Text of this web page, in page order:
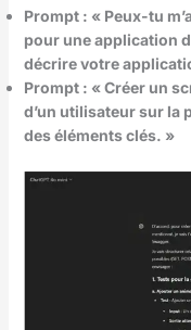
Prompt : « Peux-tu
pour une application
décrire votre
Prompt : « Créer un
d’un utilisateur sur la
des éléments clés. »